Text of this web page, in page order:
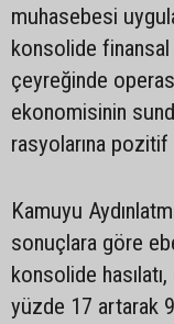
muhasebesi
konsolide finansal
çeyreğinde
ekonomisinin
rasyolarına pozitif
Kamuyu
sonuçlara göre
konsolide
yüzde 17 artarak